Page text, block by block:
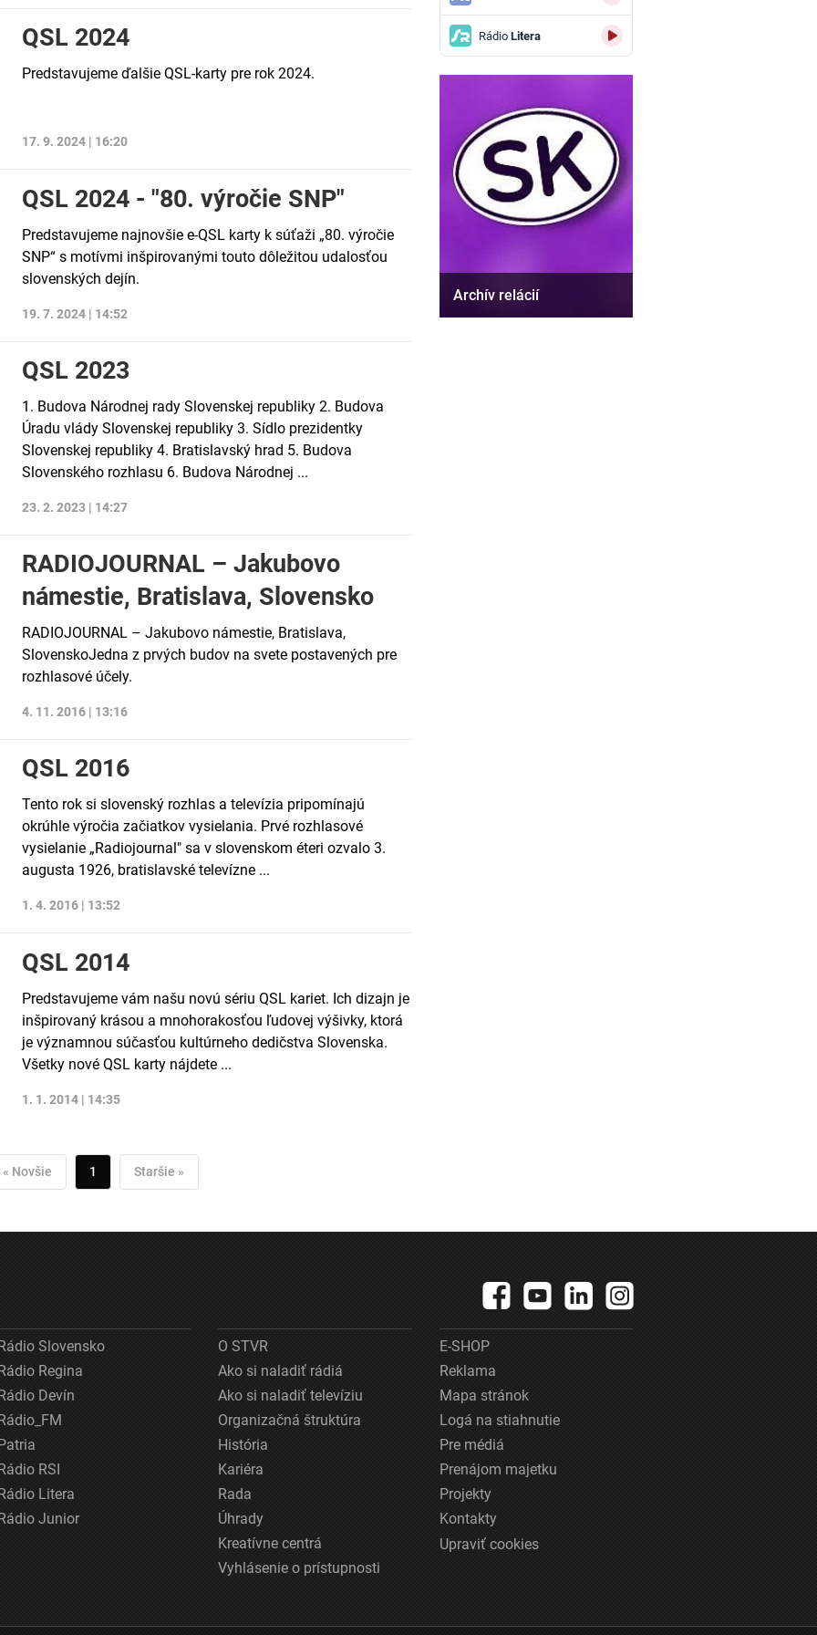
QSL 2024
Predstavujeme ďalšie QSL-karty pre rok 2024.
17. 9. 2024 | 16:20
QSL 2024 - "80. výročie SNP"
Predstavujeme najnovšie e-QSL karty k súťaži „80. výročie
SNP“ s motívmi inšpirovanými touto dôležitou udalosťou
slovenských dejín.
19. 7. 2024 | 14:52
QSL 2023
1. Budova Národnej rady Slovenskej republiky 2. Budova
Úradu vlády Slovenskej republiky 3. Sídlo prezidentky
Slovenskej republiky 4. Bratislavský hrad 5. Budova
Slovenského rozhlasu 6. Budova Národnej ...
23. 2. 2023 | 14:27
RADIOJOURNAL – Jakubovo
námestie, Bratislava, Slovensko
RADIOJOURNAL – Jakubovo námestie, Bratislava,
SlovenskoJedna z prvých budov na svete postavených pre
rozhlasové účely.
4. 11. 2016 | 13:16
QSL 2016
Tento rok si slovenský rozhlas a televízia pripomínajú
okrúhle výročia začiatkov vysielania. Prvé rozhlasové
vysielanie „Radiojournal" sa v slovenskom éteri ozvalo 3.
augusta 1926, bratislavské televízne ...
1. 4. 2016 | 13:52
QSL 2014
Predstavujeme vám našu novú sériu QSL kariet. Ich dizajn je
inšpirovaný krásou a mnohorakosťou ľudovej výšivky, ktorá
je významnou súčasťou kultúrneho dedičstva Slovenska.
Všetky nové QSL karty nájdete ...
1. 1. 2014 | 14:35
« Novšie 1 Staršie »
RádioLitera
Archív relácií
Slovensko
Regina
Devín
RSI
Litera
Junior
O STVR
Ako si naladiť rádiá
Ako si naladiť televíziu
Organizačná štruktúra
História
Kariéra
Rada
Úhrady
Kreatívne centrá
Vyhlásenie o prístupnosti
E-SHOP
Reklama
Mapa stránok
Logá na stiahnutie
Pre médiá
Prenájom majetku
Projekty
Kontakty
Upraviť cookies